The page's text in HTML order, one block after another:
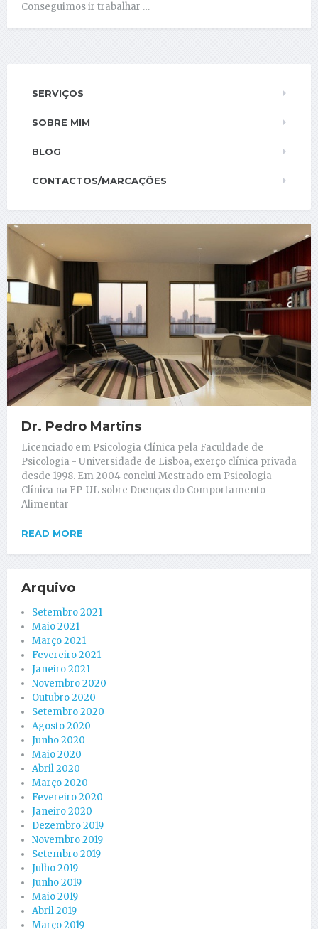
Conseguimos ir trabalhar …
SERVIÇOS
SOBRE MIM
BLOG
CONTACTOS/MARCAÇÕES
Dr. Pedro Martins
Licenciado em Psicologia Clínica pela Faculdade de
Psicologia - Universidade de Lisboa, exerço clínica privada
desde 1998. Em 2004 conclui Mestrado em Psicologia
Clínica na FP-UL sobre Doenças do Comportamento
Alimentar
READ MORE
Arquivo
Setembro 2021
Maio 2021
Março 2021
Fevereiro 2021
Janeiro 2021
Novembro 2020
Outubro 2020
Setembro 2020
Agosto 2020
Junho 2020
Maio 2020
Abril 2020
Março 2020
Fevereiro 2020
Janeiro 2020
Dezembro 2019
Novembro 2019
Setembro 2019
Julho 2019
Junho 2019
Maio 2019
Abril 2019
Março 2019